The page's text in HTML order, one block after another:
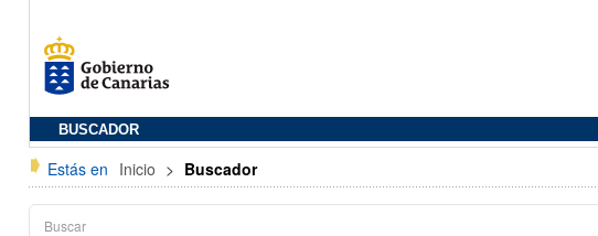
BUSCADOR
Estás en Inicio > Buscador